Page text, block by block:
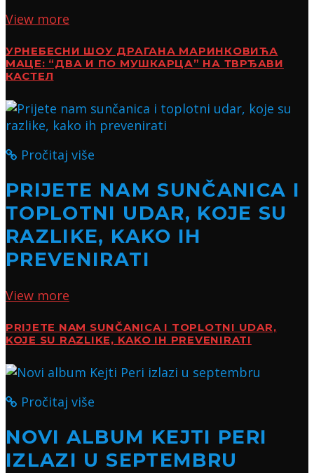
View more
УРНЕБЕСНИ ШОУ ДРАГАНА МАРИНКОВИЋА
МАЦЕ: “ДВА И ПО МУШКАРЦА” НА ТВРЂАВИ
КАСТЕЛ
Pročitaj više
PRIJETE NAM SUNČANICA I
TOPLOTNI UDAR, KOJE SU
RAZLIKE, KAKO IH
PREVENIRATI
View more
PRIJETE NAM SUNČANICA I TOPLOTNI UDAR,
KOJE SU RAZLIKE, KAKO IH PREVENIRATI
Pročitaj više
NOVI ALBUM KEJTI PERI
IZLAZI U SEPTEMBRU